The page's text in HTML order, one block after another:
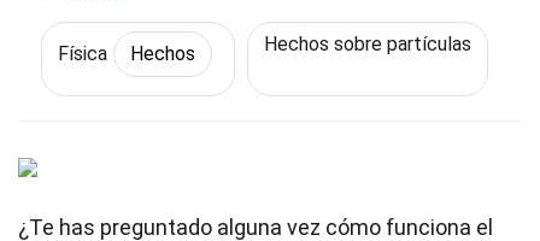
Física Hechos Hechos sobre partículas
¿Te has preguntado alguna vez cómo funciona el